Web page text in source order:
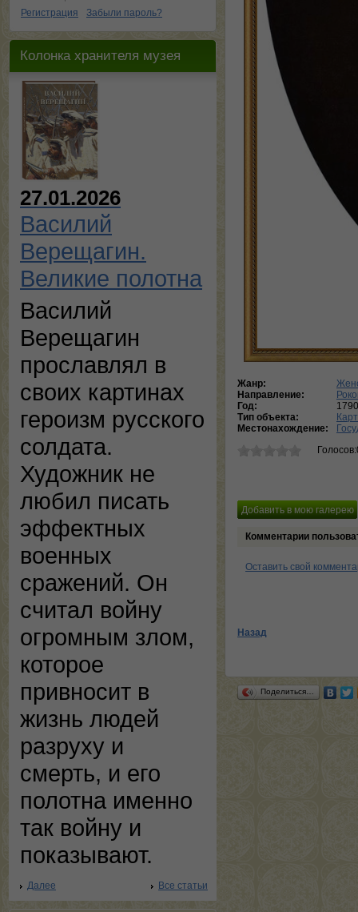
Регистрация
Забыли пароль?
Колонка хранителя музея
27.01.2026
Василий
Верещагин.
Великие полотна
Василий
Верещагин
прославлял в
своих картинах
героизм русского
солдата.
Художник не
любил писать
эффектных
военных
сражений. Он
считал войну
огромным злом,
которое
привносит в
жизнь людей
разруху и
смерть, и его
полотна именно
так войну и
показывают.
Далее Все статьи
Жанр:
Направление:
Год:
Тип объекта:
Местонахождение:
Комментарии
Оставить свой
Назад
Поделиться…